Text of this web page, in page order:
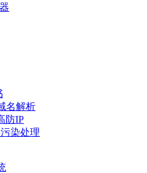
名解析
防IP
染处理